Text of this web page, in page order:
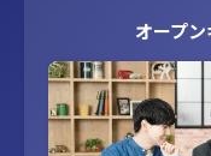
オープ